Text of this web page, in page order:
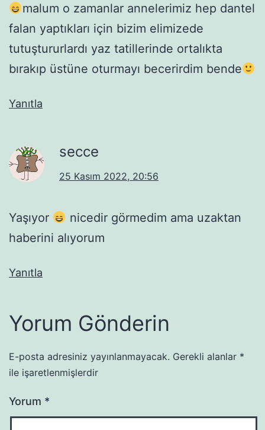
malum o zamanlar annelerimiz hep dantel
falan yaptıkları için bizim elimizede
tutuştururlardı yaz tatillerinde ortalıkta
bırakıp üstüne oturmayı becerirdim bende
Yanıtla
secce
25 Kasım 2022, 20:56
Yaşıyor
nicedir görmedim ama uzaktan
haberini alıyorum
Yanıtla
Yorum Gönderin
E-posta adresiniz yayınlanmayacak. Gerekli alanlar *
ile işaretlenmişlerdir
Yorum *